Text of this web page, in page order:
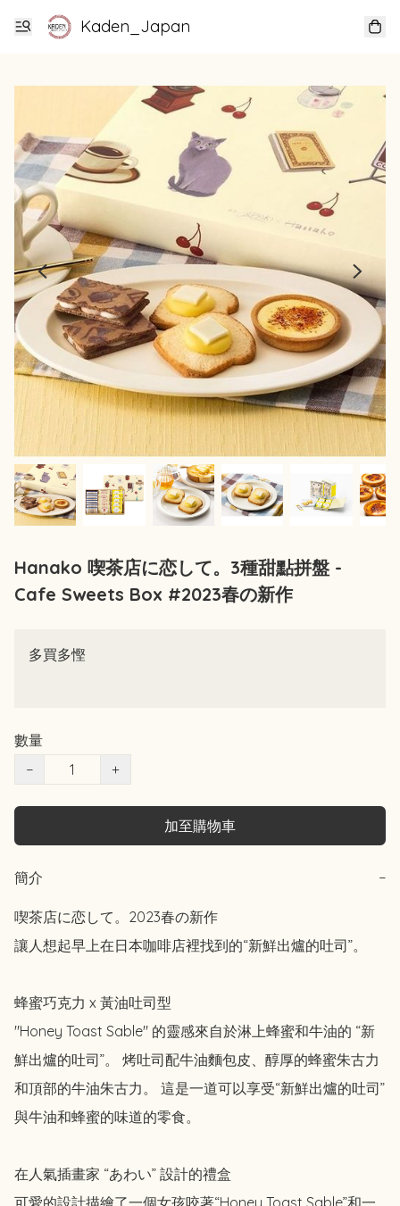
Kaden_Japan
Hanako 喫茶店に恋して。3種甜點拼盤 -
Cafe Sweets Box #2023春の新作
多買多慳
數量
−
+
加至購物車
簡介 −
喫茶店に恋して。2023春の新作
讓人想起早上在日本咖啡店裡找到的“新鮮出爐的吐司”。
蜂蜜巧克力 x 黃油吐司型
"Honey Toast Sable" 的靈感來自於淋上蜂蜜和牛油的 “新
鮮出爐的吐司”。 烤吐司配牛油麵包皮、醇厚的蜂蜜朱古力
和頂部的牛油朱古力。 這是一道可以享受“新鮮出爐的吐司”
與牛油和蜂蜜的味道的零食。
在人氣插畫家 “あわい” 設計的禮盒